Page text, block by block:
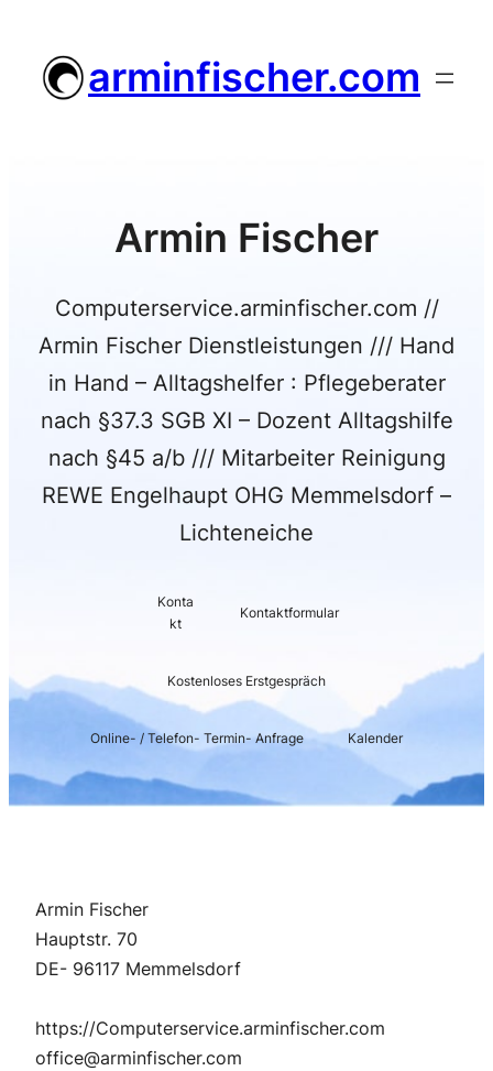
springen arminfischer.com
Armin Fischer
Computerservice.arminfischer.com //
Armin Fischer Dienstleistungen /// Hand
in Hand – Alltagshelfer : Pflegeberater
nach §37.3 SGB XI – Dozent Alltagshilfe
nach §45 a/b /// Mitarbeiter Reinigung
REWE Engelhaupt OHG Memmelsdorf –
Lichteneiche
Konta
kt
Kontaktformular
Kostenloses Erstgespräch
Online- / Telefon- Termin- Anfrage Kalender
Armin Fischer
Hauptstr. 70
DE- 96117 Memmelsdorf
https://Computerservice.arminfischer.com
office@arminfischer.com